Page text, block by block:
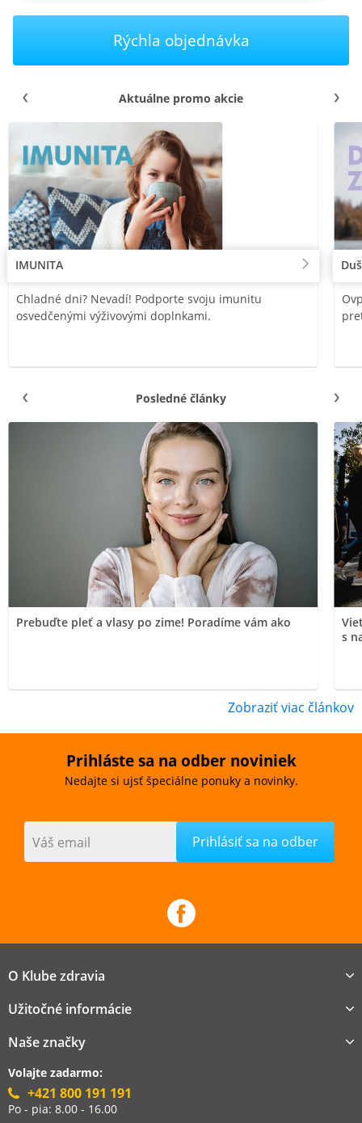
Rýchla objednávka
Aktuálne promo akcie
IMUNITA
Chladné dni? Nevadí! Podporte svoju imunitu
osvedčenými výživovými doplnkami.
Posledné články
Prebuďte pleť a vlasy po zime! Poradíme vám ako
s
Zobraziť viac článkov
Prihláste sa na odber noviniek
Nedajte si ujsť špeciálne ponuky a novinky.
Váš email
O Klube zdravia
Užitočné informácie
Naše značky
Volajte zadarmo:
+421 800 191 191
Po - pia: 8.00 - 16.00